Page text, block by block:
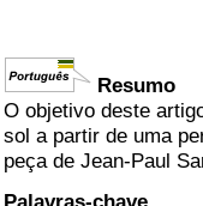
Resumo
O objetivo deste
sol a partir de uma
peça de Jean-Paul
Palavras-chave